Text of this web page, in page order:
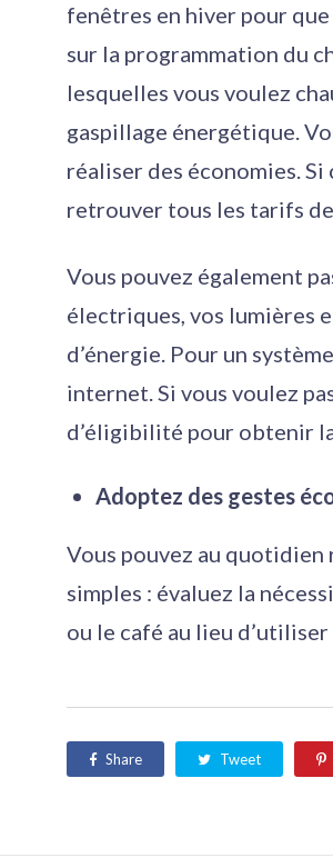
fenêtres en hiver pour que
sur la programmation du
lesquelles vous voulez
gaspillage énergétique.
réaliser des économies.
retrouver tous les tarifs
Vous pouvez également
électriques, vos lumières
d’énergie. Pour un
internet. Si vous voulez
d’éligibilité pour obtenir
Adoptez des gestes
Vous pouvez au
simples : évaluez la
ou le café au lieu
Share Tweet